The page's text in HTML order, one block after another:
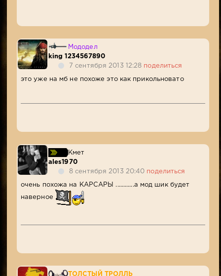
Мододел
king 1234567890
7 сентября 2013 12:28 поделиться
это уже на мб не похоже это как прикольновато
Кмет
ales1970
8 сентября 2013 20:40 поделиться
очень похожа на КАРСАРЫ ............а мод шик будет
наверное
ТОЛСТЫЙ ТРОЛЛЬ